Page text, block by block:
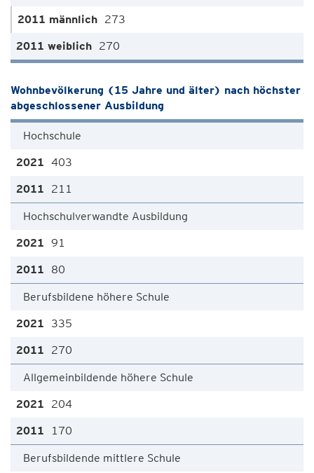
273
270
Wohnbevölkerung (15 Jahre und älter) nach höchster
abgeschlossener Ausbildung
Hochschule
403
211
Hochschulverwandte Ausbildung
91
80
Berufsbildene höhere Schule
335
270
Allgemeinbildende höhere Schule
204
170
Berufsbildende mittlere Schule